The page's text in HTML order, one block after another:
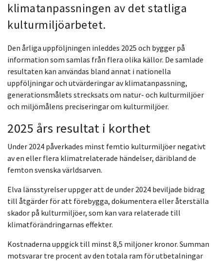
klimatanpassningen av det statliga
kulturmiljöarbetet.
Den årliga uppföljningen inleddes 2025 och bygger på
information som samlas från flera olika källor. De samlade
resultaten kan användas bland annat i nationella
uppföljningar och utvärderingar av klimatanpassning,
generationsmålets strecksats om natur- och kulturmiljöer
och miljömålens preciseringar om kulturmiljöer.
2025 års resultat i korthet
Under 2024 påverkades minst femtio kulturmiljöer negativt
av en eller flera klimatrelaterade händelser, däribland de
femton svenska världsarven.
Elva länsstyrelser uppger att de under 2024 beviljade bidrag
till åtgärder för att förebygga, dokumentera eller återställa
skador på kulturmiljöer, som kan vara relaterade till
klimatförändringarnas effekter.
Kostnaderna uppgick till minst 8,5 miljoner kronor. Summan
motsvarar tre procent av den totala ram för utbetalningar